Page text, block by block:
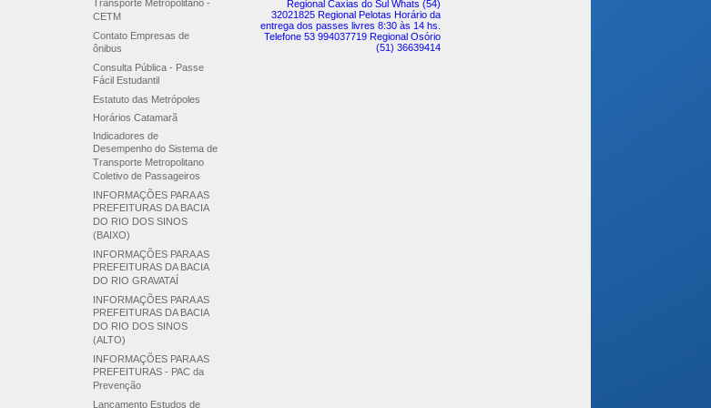
Transporte Metropolitano -
CETM
Contato Empresas de
ônibus
Consulta Pública - Passe
Fácil Estudantil
Estatuto das Metrópoles
Horários Catamarã
Indicadores de
Desempenho do Sistema de
Transporte Metropolitano
Coletivo de Passageiros
INFORMAÇÕES PARA AS
PREFEITURAS DA BACIA
DO RIO DOS SINOS
(BAIXO)
INFORMAÇÕES PARA AS
PREFEITURAS DA BACIA
DO RIO GRAVATAÍ
INFORMAÇÕES PARA AS
PREFEITURAS DA BACIA
DO RIO DOS SINOS
(ALTO)
INFORMAÇÕES PARA AS
PREFEITURAS - PAC da
Prevenção
Lançamento Estudos de
Regional Caxias do Sul Whats (54)
32021825 Regional Pelotas Horário da
entrega dos passes livres 8:30 às 14 hs.
Telefone 53 994037719 Regional Osório
(51) 36639414